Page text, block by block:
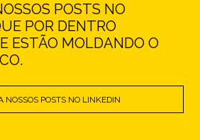
POSTS NO
POR DENTRO
ESTÃO MOLDANDO O
NOSSOS POSTS NO LINKEDIN